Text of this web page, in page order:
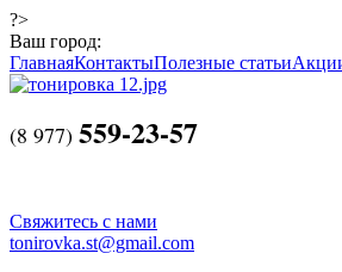
?>
Ваш город:
ГлавнаяКонтактыПолезные статьи
(8 977) 559-23-57
Свяжитесь с нами
tonirovka.st@gmail.com